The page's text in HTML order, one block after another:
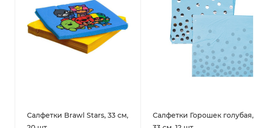
Салфетки Brawl Stars, 33 см,
Салфетки Горошек голубая,